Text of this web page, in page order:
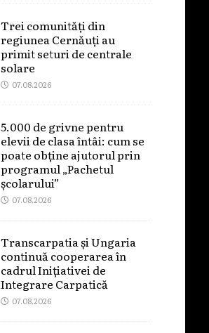
Trei comunități din
regiunea Cernăuți au
primit seturi de centrale
solare
07.08.2026
5.000 de grivne pentru
elevii de clasa întâi: cum se
poate obține ajutorul prin
programul „Pachetul
școlarului”
07.08.2026
Transcarpatia și Ungaria
continuă cooperarea în
cadrul Inițiativei de
Integrare Carpatică
07.08.2026